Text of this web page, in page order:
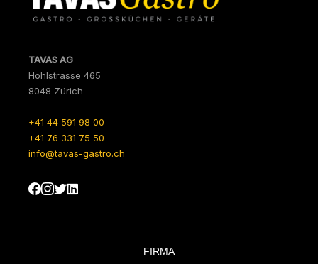
TAVAS AG
Hohlstrasse 465
8048 Zürich
+41 44 591 98 00
+41 76 331 75 50
info@tavas-gastro.ch
FIRMA